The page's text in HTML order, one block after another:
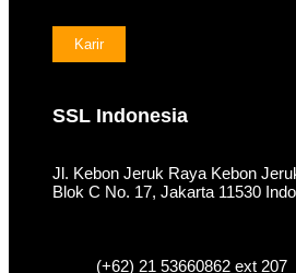
Karir
SSL Indonesia
Jl. Kebon Jeruk Raya Kebon
Blok C No. 17, Jakarta 11530
(+62) 21 53660862 ext 207